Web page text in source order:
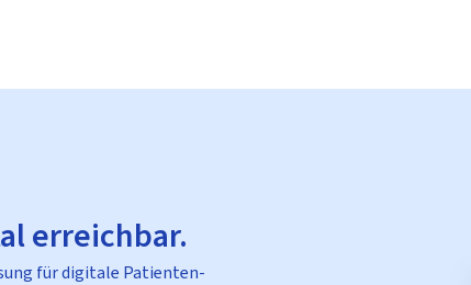
erreichbar.
für digitale Patienten-